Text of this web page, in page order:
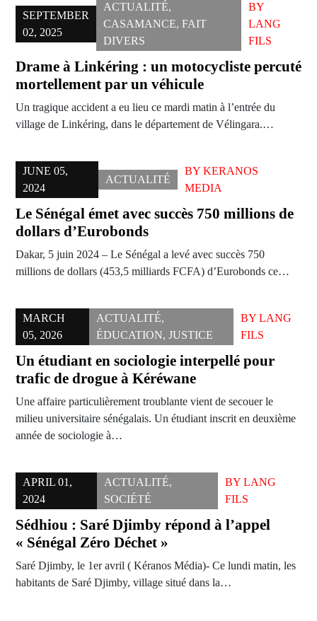
SEPTEMBER
02, 2025
ACTUALITÉ,
CASAMANCE, FAIT
DIVERS
BY
LANG
FILS
Drame à Linkéring : un motocycliste percuté
mortellement par un véhicule
Un tragique accident a eu lieu ce mardi matin à l’entrée du
village de Linkéring, dans le département de Vélingara.…
JUNE 05,
2024
ACTUALITÉ
BY KERANOS
MEDIA
Le Sénégal émet avec succès 750 millions de
dollars d’Eurobonds
Dakar, 5 juin 2024 – Le Sénégal a levé avec succès 750
millions de dollars (453,5 milliards FCFA) d’Eurobonds ce…
MARCH
05, 2026
ACTUALITÉ,
ÉDUCATION, JUSTICE
BYLANG
FILS
Un étudiant en sociologie interpellé pour
trafic de drogue à Kéréwane
Une affaire particulièrement troublante vient de secouer le
milieu universitaire sénégalais. Un étudiant inscrit en deuxième
année de sociologie à…
APRIL 01,
2024
ACTUALITÉ,
SOCIÉTÉ
BY LANG
FILS
Sédhiou : Saré Djimby répond à l’appel
« Sénégal Zéro Déchet »
Saré Djimby, le 1er avril ( Kéranos Média)- Ce lundi matin, les
habitants de Saré Djimby, village situé dans la…